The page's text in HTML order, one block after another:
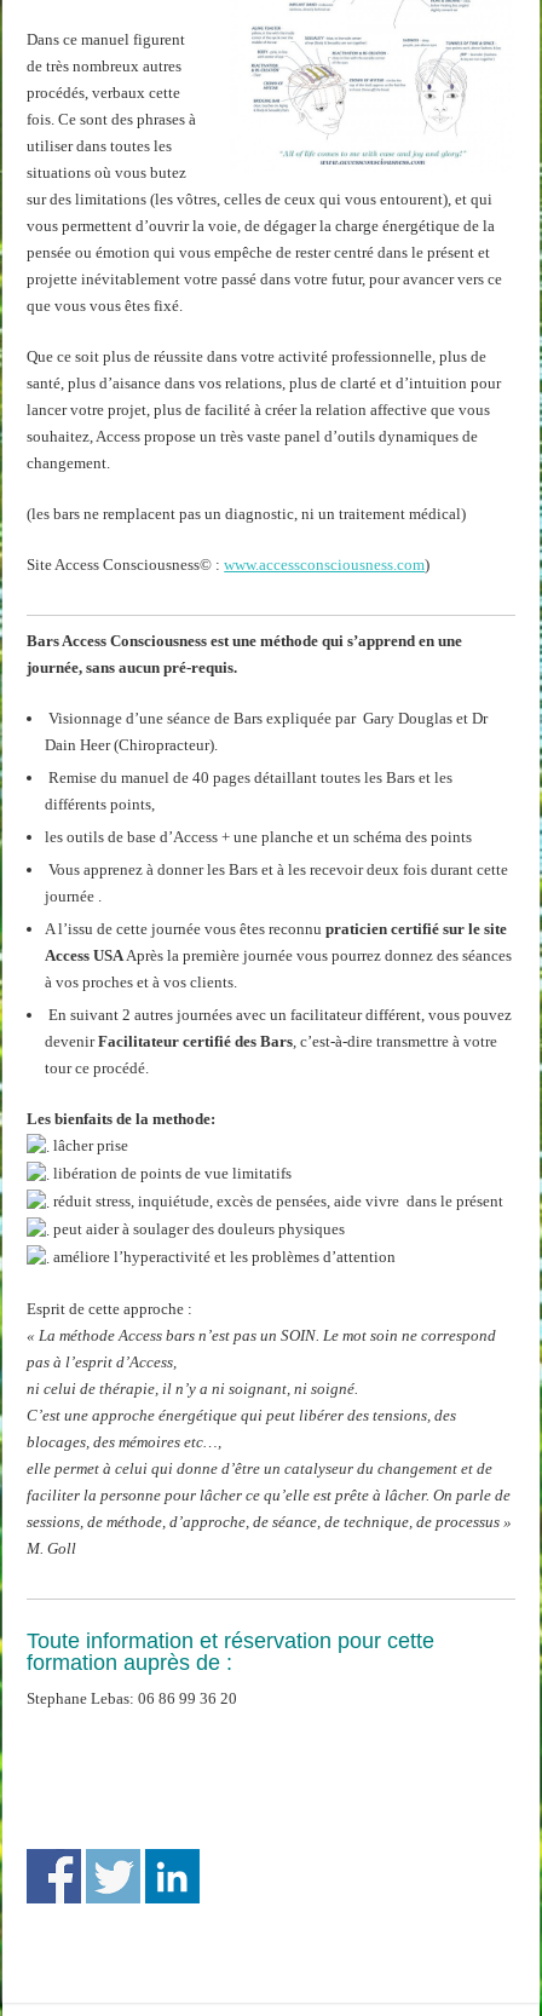
Dans ce manuel figurent
de très nombreux autres
procédés, verbaux cette
fois. Ce sont des phrases à
utiliser dans toutes les
situations où vous butez
sur des limitations (les vôtres, celles de ceux qui vous entourent), et qui
vous permettent d’ouvrir la voie, de dégager la charge énergétique de la
pensée ou émotion qui vous empêche de rester centré dans le présent et
projette inévitablement votre passé dans votre futur, pour avancer vers ce
que vous vous êtes fixé.
Que ce soit plus de réussite dans votre activité professionnelle, plus de
santé, plus d’aisance dans vos relations, plus de clarté et d’intuition pour
lancer votre projet, plus de facilité à créer la relation affective que vous
souhaitez, Access propose un très vaste panel d’outils dynamiques de
changement.
(les bars ne remplacent pas un diagnostic, ni un traitement médical)
Site Access Consciousness© :www.accessconsciousness.com)
Bars Access Consciousness est une méthode qui s’apprend en une
journée, sans aucun pré-requis.
Visionnage d’une séance de Bars expliquée par Gary Douglas et Dr
Dain Heer (Chiropracteur).
Remise du manuel de 40 pages détaillant toutes les Bars et les
différents points,
les outils de base d’Access + une planche et un schéma des points
Vous apprenez à donner les Bars et à les recevoir deux fois durant cette
journée .
A l’issu de cette journée vous êtes reconnupraticien certifié sur le site
Access USAAprès la première journée vous pourrez donnez des séances
à vos proches et à vos clients.
En suivant 2 autres journées avec un facilitateur différent, vous pouvez
devenirFacilitateur certifié des Bars, c’est-à-dire transmettre à votre
tour ce procédé.
Les bienfaits de la methode:
lâcher prise
libération de points de vue limitatifs
réduit stress, inquiétude, excès de pensées, aide vivre dans le présent
peut aider à soulager des douleurs physiques
améliore l’hyperactivité et les problèmes d’attention
Esprit de cette approche :
« La méthode Access bars n’est pas un SOIN. Le mot soin ne correspond
pas à l’esprit d’Access,
ni celui de thérapie, il n’y a ni soignant, ni soigné.
C’est une approche énergétique qui peut libérer des tensions, des
blocages, des mémoires etc…,
elle permet à celui qui donne d’être un catalyseur du changement et de
faciliter la personne pour lâcherce qu’elle est prête à lâcher. On parle de
sessions, de méthode, d’approche, de séance, de technique, de processus »
M. Goll
Toute information et réservation pour cette
formation auprès de :
Stephane Lebas: 06 86 99 36 20